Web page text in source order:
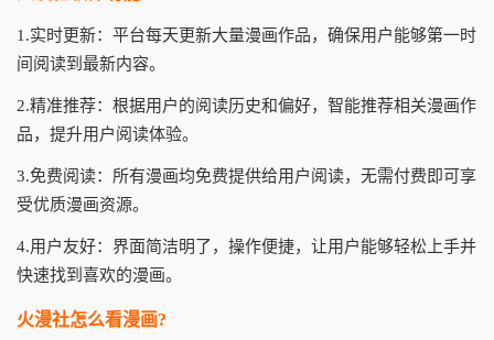
1.实时更新：平台每天更新大量漫画作品，确保用户能够第一时
间阅读到最新内容。
2.精准推荐：根据用户的阅读历史和偏好，智能推荐相关漫画作
品，提升用户阅读体验。
3.免费阅读：所有漫画均免费提供给用户阅读，无需付费即可享
受优质漫画资源。
4.用户友好：界面简洁明了，操作便捷，让用户能够轻松上手并
快速找到喜欢的漫画。
火漫社怎么看漫画?